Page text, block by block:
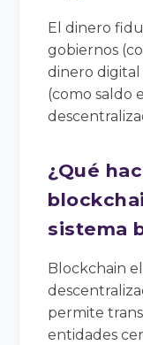
El dinero
gobiernos
dinero
(como saldo
¿Qué
sistema
Blockchain
permite
entidades